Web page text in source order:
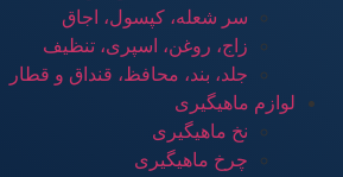
سر شعله، کپسول، اجاق
زاج، روغن، اسپری، تنظیف
جلد، بند، محافظ، قنداق و قطار
لوازم ماهیگیری
نخ ماهیگیری
چرخ ماهیگیری